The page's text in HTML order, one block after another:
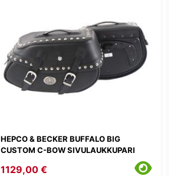
HEPCO & BECKER BUFFALO BIG
CUSTOM C-BOW SIVULAUKKUPARI
1129,00 €